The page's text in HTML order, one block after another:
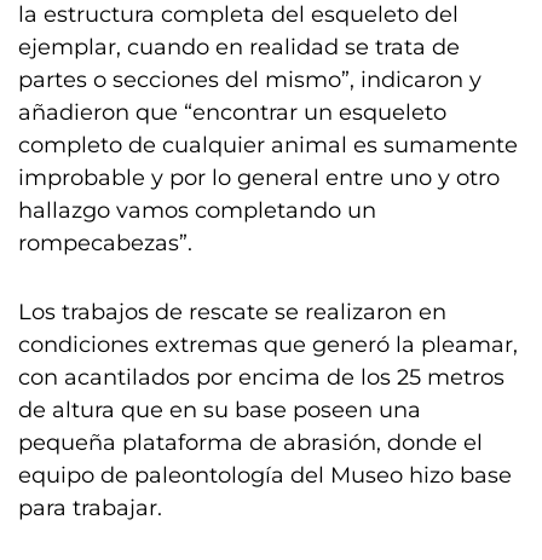
la estructura completa del esqueleto del
ejemplar, cuando en realidad se trata de
partes o secciones del mismo”, indicaron y
añadieron que “encontrar un esqueleto
completo de cualquier animal es sumamente
improbable y por lo general entre uno y otro
hallazgo vamos completando un
rompecabezas”.
Los trabajos de rescate se realizaron en
condiciones extremas que generó la pleamar,
con acantilados por encima de los 25 metros
de altura que en su base poseen una
pequeña plataforma de abrasión, donde el
equipo de paleontología del Museo hizo base
para trabajar.